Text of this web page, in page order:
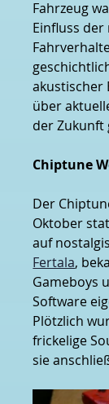
Fahrzeug
Einfluss der
akustischer
über
der Zukunft
Chiptune
Der
Oktober
auf
Fertala,
Gameboys
Software
Plötzlich
frickelige
sie